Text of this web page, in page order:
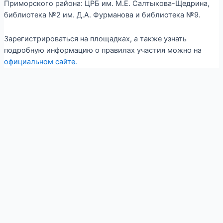
Приморского района: ЦРБ им. М.Е. Салтыкова-Щедрина,
библиотека №2 им. Д.А. Фурманова и библиотека №9.
Зарегистрироваться на площадках, а также узнать
подробную информацию о правилах участия можно на
официальном сайте.